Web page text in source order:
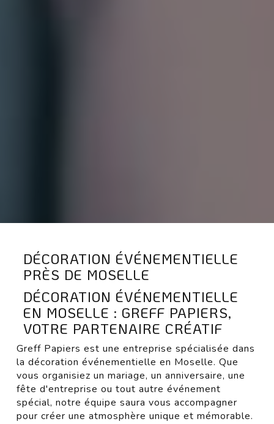
DÉCORATION ÉVÉNEMENTIELLE
PRÈS DE MOSELLE
DÉCORATION ÉVÉNEMENTIELLE
EN MOSELLE : GREFF PAPIERS,
VOTRE PARTENAIRE CRÉATIF
Greff Papiers est une entreprise spécialisée dans
la décoration événementielle en Moselle. Que
vous organisiez un mariage, un anniversaire, une
fête d'entreprise ou tout autre événement
spécial, notre équipe saura vous accompagner
pour créer une atmosphère unique et mémorable.